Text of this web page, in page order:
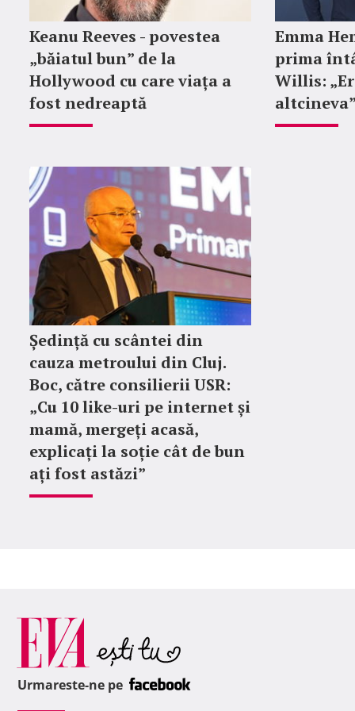
Keanu Reeves - povestea
„băiatul bun” de la
Hollywood cu care viața a
fost nedreaptă
Emma
prima
Willis:
Ședință cu scântei din
cauza metroului din Cluj.
Boc, către consilierii USR:
„Cu 10 like-uri pe internet și
mamă, mergeți acasă,
explicați la soție cât de bun
ați fost astăzi”
Urmareste-ne pe